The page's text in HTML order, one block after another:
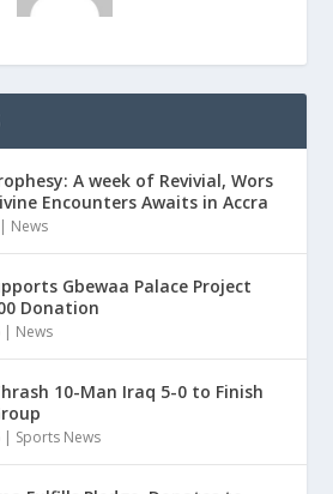
A week of Revivial, Wors
Encounters Awaits in Accra
| News
Gbewaa Palace Project
Donation
| News
10-Man Iraq 5-0 to Finish
| Sports News